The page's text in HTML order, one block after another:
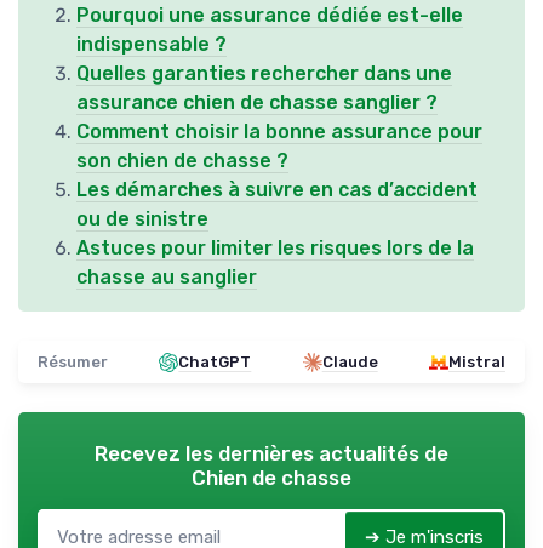
Pourquoi une assurance dédiée est-elle
indispensable ?
Quelles garanties rechercher dans une
assurance chien de chasse sanglier ?
Comment choisir la bonne assurance pour
son chien de chasse ?
Les démarches à suivre en cas d’accident
ou de sinistre
Astuces pour limiter les risques lors de la
chasse au sanglier
Résumer ChatGPT Claude Mistral
Recevez les dernières actualités de
Chien de chasse
➔ Je m'inscris